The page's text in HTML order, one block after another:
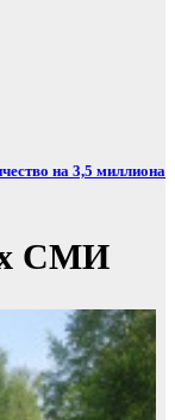
на 3,5 миллиона